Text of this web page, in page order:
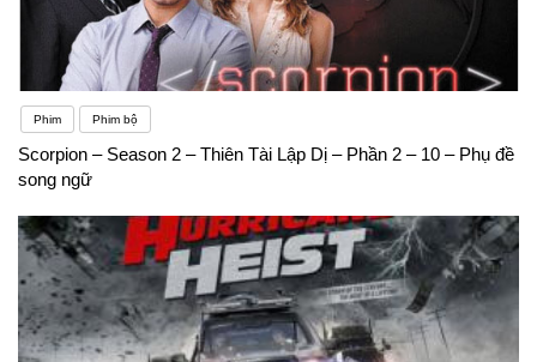
Phim Phim bộ
Scorpion – Season 2 – Thiên Tài Lập Dị – Phần 2 – 10 – Phụ đề
song ngữ